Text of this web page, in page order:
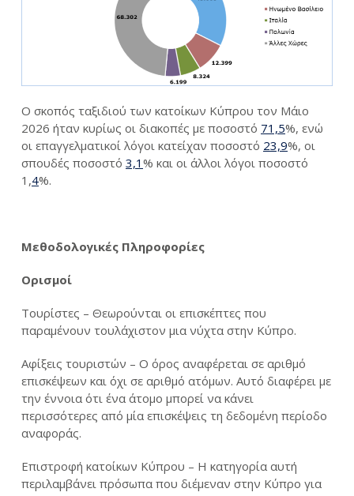
Ο σκοπός ταξιδιού των κατοίκων Κύπρου τον Μάιο
2026 ήταν κυρίως οι διακοπές με ποσοστό 71,5%, ενώ
οι επαγγελματικοί λόγοι κατείχαν ποσοστό 23,9%, οι
σπουδές ποσοστό 3,1 % και οι άλλοι λόγοι ποσοστό
1,4%.
Μεθοδολογικές Πληροφορίες
Ορισμοί
Τουρίστες – Θεωρούνται οι επισκέπτες που
παραμένουν τουλάχιστον μια νύχτα στην Κύπρο.
Αφίξεις τουριστών – Ο όρος αναφέρεται σε αριθμό
επισκέψεων και όχι σε αριθμό ατόμων. Αυτό διαφέρει με
την έννοια ότι ένα άτομο μπορεί να κάνει
περισσότερες από μία επισκέψεις τη δεδομένη περίοδο
αναφοράς.
Επιστροφή κατοίκων Κύπρου – Η κατηγορία αυτή
περιλαμβάνει πρόσωπα που διέμεναν στην Κύπρο για